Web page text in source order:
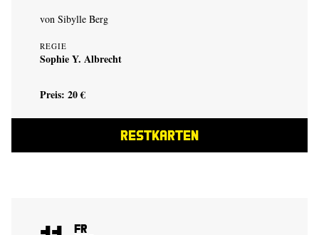
von Sibylle Berg
REGIE
Sophie Y. Albrecht
Preis: 20 €
RESTKARTEN
Fr